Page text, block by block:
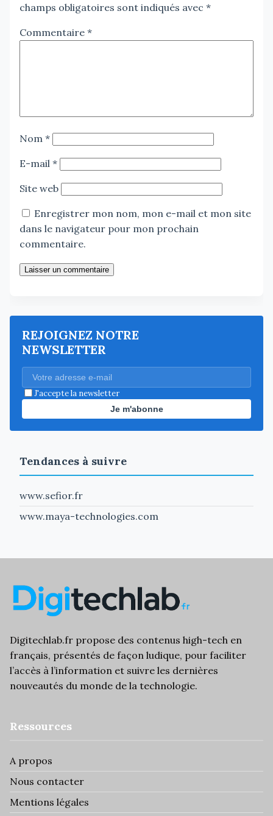
champs obligatoires sont indiqués avec *
Commentaire *
Nom *
E-mail *
Site web
Enregistrer mon nom, mon e-mail et mon site
dans le navigateur pour mon prochain
commentaire.
Laisser un commentaire
REJOIGNEZ NOTRE
NEWSLETTER
J'accepte la newsletter
Je m'abonne
Tendances à suivre
www.sefior.fr
www.maya-technologies.com
Digitechlab.fr propose des contenus high-tech en
français, présentés de façon ludique, pour faciliter
l’accès à l’information et suivre les dernières
nouveautés du monde de la technologie.
Ressources
A propos
Nous contacter
Mentions légales